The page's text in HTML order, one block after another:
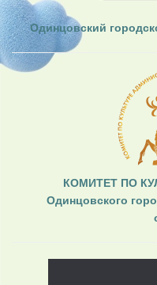
Одинцовский
КОМИТЕТ ПО
Одинцовского